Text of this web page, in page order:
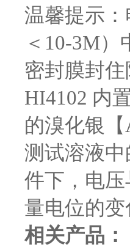
温馨提示
＜10-3M
密封膜封
HI4102 内
的溴化银
测试溶液
件下，电
量电位的
相关产品：